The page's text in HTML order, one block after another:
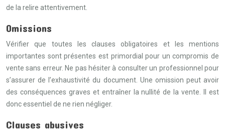
de la relire attentivement.
Omissions
Vérifier que toutes les clauses obligatoires et les mentions
importantes sont présentes est primordial pour un compromis de
vente sans erreur. Ne pas hésiter à consulter un professionnel pour
s’assurer de l’exhaustivité du document. Une omission peut avoir
des conséquences graves et entraîner la nullité de la vente. Il est
donc essentiel de ne rien négliger.
Clauses abusives